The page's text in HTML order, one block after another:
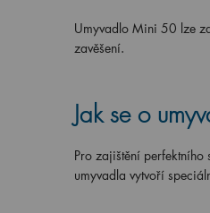
Umyvadlo Mini 50 lze
zavěšení.
Jak se o
Pro zajištění
umyvadla vytvoří